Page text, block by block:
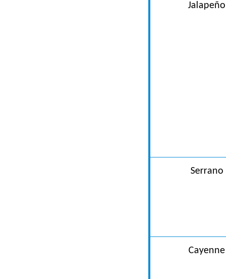
Jalapeño
Serrano
Cayenne